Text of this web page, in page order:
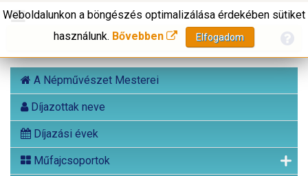
A Népművészet Mesterei
Díjazottak neve
Díjazási évek
Műfajcsoportok
Weboldalunkon a böngészés optimalizálása érdekében sütiket
használunk. Bővebben Elfogadom